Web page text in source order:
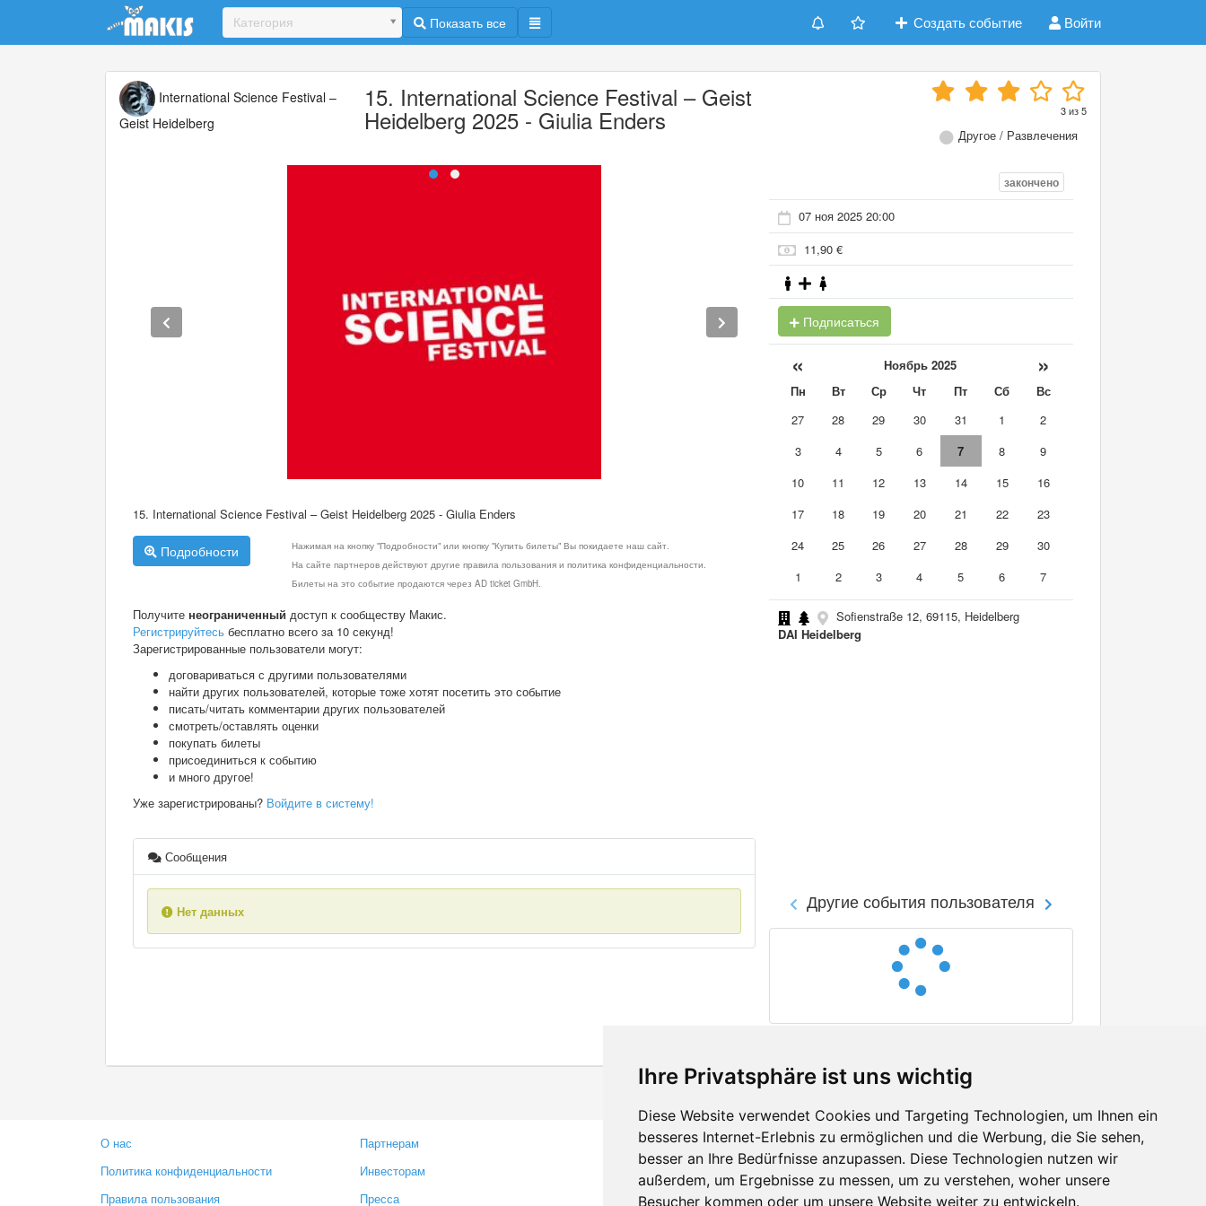
Ihre Privatsphäre ist uns wichtig
Diese Website verwendet Cookies und Targeting Technologien, um Ihnen ein
besseres Internet-Erlebnis zu ermöglichen und die Werbung, die Sie sehen,
besser an Ihre Bedürfnisse anzupassen. Diese Technologien nutzen wir
außerdem, um Ergebnisse zu messen, um zu verstehen, woher unsere
Besucher kommen oder um unsere Website weiter zu entwickeln.
Update cookies preferences
Категория Показать все Создать событие Войти
International Science Festival –
Geist Heidelberg
15. International Science Festival – Geist
Heidelberg 2025 - Giulia Enders 3из5
Другое / Развлечения
15. International Science Festival – Geist Heidelberg 2025 - Giulia Enders
Подробности
Нажимая на кнопку "Подробности" или кнопку "Купить билеты" Вы покидаете наш сайт.
На сайте партнеров действуют другие правила пользования и политика конфиденциальности.
Билеты на это событие продаются через AD ticket GmbH.
Получите неограниченный доступ к сообществу Макис.
Регистрируйтесь бесплатно всего за 10 секунд!
Зарегистрированные пользователи могут:
договариваться с другими пользователями
найти других пользователей, которые тоже хотят посетить это событие
писать/читать комментарии других пользователей
смотреть/оставлять оценки
покупать билеты
присоединиться к событию
и много другое!
Уже зарегистрированы? Войдите в систему!
Сообщения
Нет данных
закончено
07 ноя 2025 20:00
11,90 €
Подписаться
« Ноябрь 2025 »
Пн Вт Ср Чт Пт Сб
Вс
27
28 29 30 31 1
2
3
4 5 6 7 8
9
10
11 12 13 14 15
16
17
18 19 20 21 22
23
24
25 26 27 28 29
30
1
2 3 4 5 6 7
Sofienstraße 12, 69115, Heidelberg
DAI Heidelberg
Другие события пользователя
О нас
Политика конфиденциальности
Правила пользования
Партнерам
Инвесторам
Пресса
Контакты
Оставить отзыв
Сообщить об ошибке
Facebook
Twitter
YouTube